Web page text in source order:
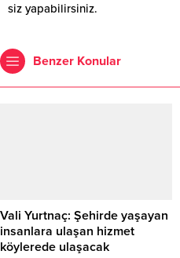
siz yapabilirsiniz.
Benzer Konular
Vali Yurtnaç: Şehirde yaşayan
insanlara ulaşan hizmet
köylerede ulaşacak